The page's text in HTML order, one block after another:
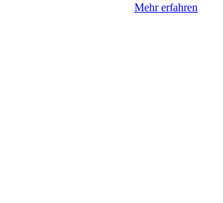
Mehr erfahren